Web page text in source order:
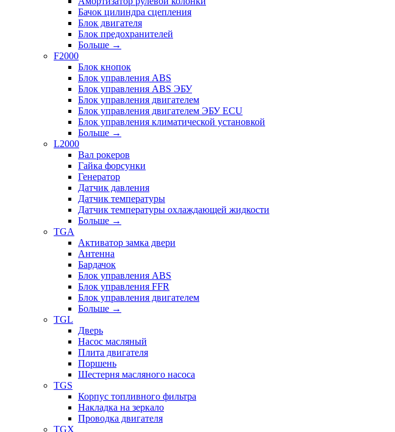
Бачок цилиндра сцепления
Блок двигателя
Блок предохранителей
Больше →
F2000
Блок кнопок
Блок управления ABS
Блок управления ABS ЭБУ
Блок управления двигателем
Блок управления двигателем ЭБУ ECU
Блок управления климатической установкой
Больше →
L2000
Вал рокеров
Гайка форсунки
Генератор
Датчик давления
Датчик температуры
Датчик температуры охлаждающей жидкости
Больше →
TGA
Активатор замка двери
Антенна
Бардачок
Блок управления ABS
Блок управления FFR
Блок управления двигателем
Больше →
TGL
Дверь
Насос масляный
Плита двигателя
Поршень
Шестерня масляного насоса
TGS
Корпус топливного фильтра
Накладка на зеркало
Проводка двигателя
TGX